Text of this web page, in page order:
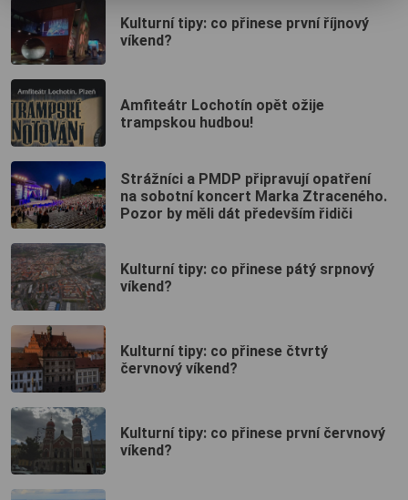
Kulturní tipy: co přinese první říjnový
víkend?
Amfiteátr Lochotín opět ožije
trampskou hudbou!
Strážníci a PMDP připravují opatření
na sobotní koncert Marka Ztraceného.
Pozor by měli dát především řidiči
Kulturní tipy: co přinese pátý srpnový
víkend?
Kulturní tipy: co přinese čtvrtý
červnový víkend?
Kulturní tipy: co přinese první červnový
víkend?